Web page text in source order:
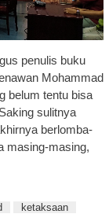
penulis buku
Mohammad
belum tentu bisa
sulitnya
berlomba-
masing-masing,
ketaksaan